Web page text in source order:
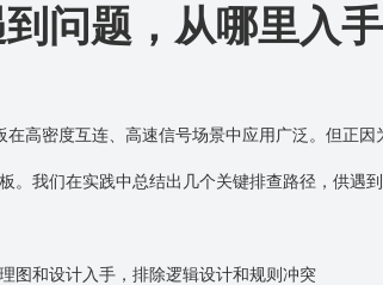
问题，从哪里入
在高密度互连、高速信号场景中应用广泛。但正
。我们在实践中总结出几个关键排查路径，供遇
图和设计入手，排除逻辑设计和规则冲突